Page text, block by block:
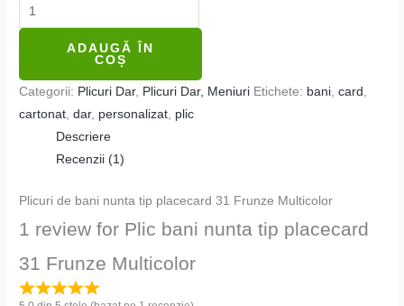
ADAUGĂ ÎN
COȘ
Categorii: Plicuri Dar, Plicuri Dar, Meniuri Etichete: bani,card ,
cartonat,dar, personalizat, plic
Descriere
Recenzii (1)
Plicuri de bani nunta tip placecard 31 Frunze Multicolor
1 review for Plic bani nunta tip placecard
31 Frunze Multicolor